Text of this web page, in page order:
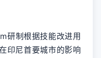
研制根据技能改进用
印尼首要城市的影响